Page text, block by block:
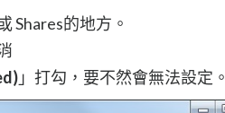
Shares的地方。
」打勾，要不然會無法設定。